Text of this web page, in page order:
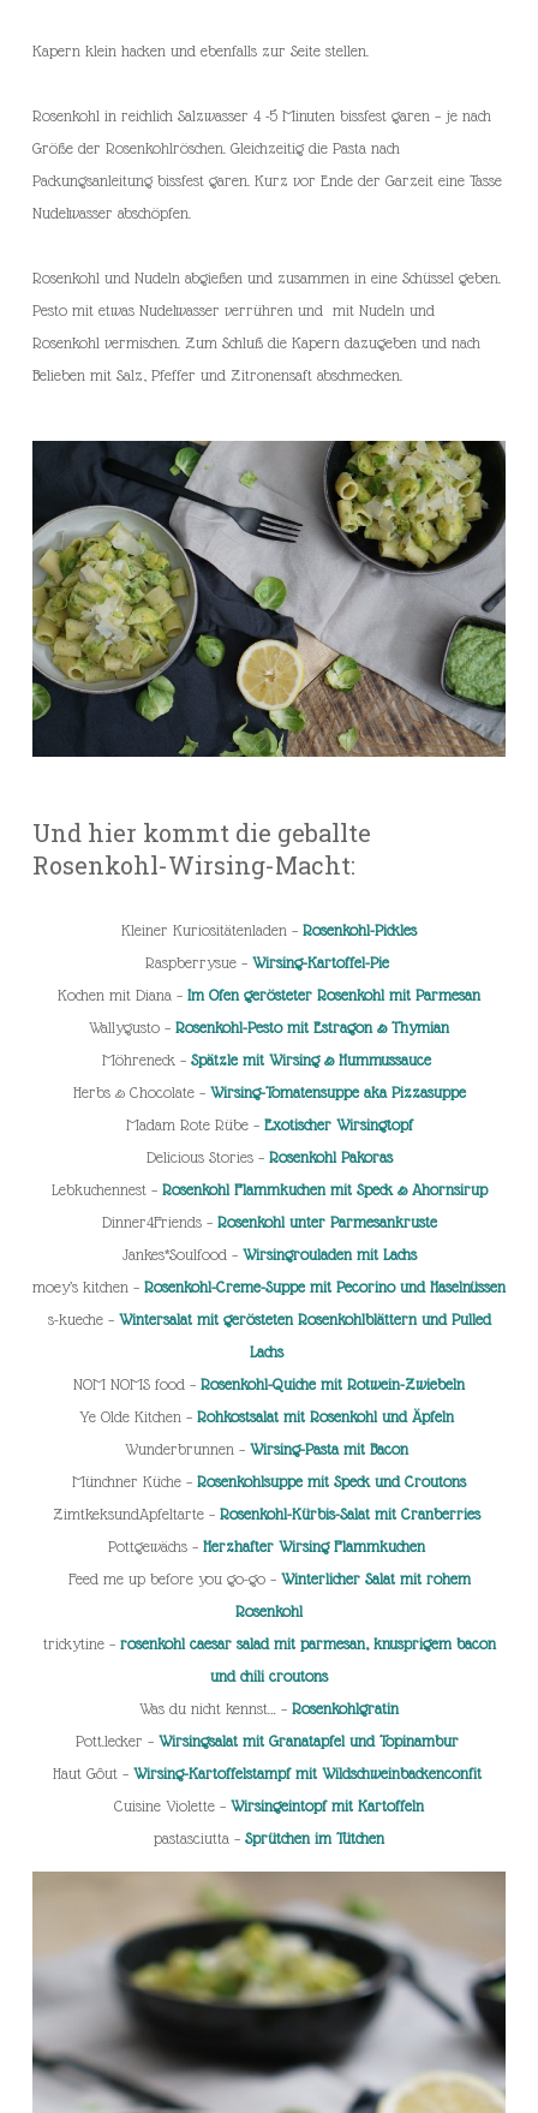
Kapern klein hacken und ebenfalls zur Seite stellen.
Rosenkohl in reichlich Salzwasser 4 -5 Minuten bissfest garen – je nach
Größe der Rosenkohlröschen. Gleichzeitig die Pasta nach
Packungsanleitung bissfest garen. Kurz vor Ende der Garzeit eine Tasse
Nudelwasser abschöpfen.
Rosenkohl und Nudeln abgießen und zusammen in eine Schüssel geben.
Pesto mit etwas Nudelwasser verrühren und mit Nudeln und
Rosenkohl vermischen. Zum Schluß die Kapern dazugeben und nach
Belieben mit Salz, Pfeffer und Zitronensaft abschmecken.
Und hier kommt die geballte
Rosenkohl-Wirsing-Macht:
Kleiner Kuriositätenladen – Rosenkohl-Pickles
Raspberrysue – Wirsing-Kartoffel-Pie
Kochen mit Diana – Im Ofen gerösteter Rosenkohl mit Parmesan
Wallygusto – Rosenkohl-Pesto mit Estragon & Thymian
Möhreneck – Spätzle mit Wirsing & Hummussauce
Herbs & Chocolate – Wirsing-Tomatensuppe aka Pizzasuppe
Madam Rote Rübe – Exotischer Wirsingtopf
Delicious Stories – Rosenkohl Pakoras
Lebkuchennest – Rosenkohl Flammkuchen mit Speck & Ahornsirup
Dinner4Friends – Rosenkohl unter Parmesankruste
Jankes*Soulfood – Wirsingrouladen mit Lachs
moey’s kitchen – Rosenkohl-Creme-Suppe mit Pecorino und Haselnüssen
s-kueche – Wintersalat mit gerösteten Rosenkohlblättern und Pulled
Lachs
NOM NOMS food – Rosenkohl-Quiche mit Rotwein-Zwiebeln
Ye Olde Kitchen – Rohkostsalat mit Rosenkohl und Äpfeln
Wunderbrunnen – Wirsing-Pasta mit Bacon
Münchner Küche – Rosenkohlsuppe mit Speck und Croutons
ZimtkeksundApfeltarte – Rosenkohl-Kürbis-Salat mit Cranberries
Pottgewächs – Herzhafter Wirsing Flammkuchen
Feed me up before you go-go – Winterlicher Salat mit rohem
Rosenkohl
trickytine – rosenkohl caesar salad mit parmesan, knusprigem bacon
und chili croutons
Was du nicht kennst… – Rosenkohlgratin
Pott.lecker – Wirsingsalat mit Granatapfel und Topinambur
Haut Gôut – Wirsing-Kartoffelstampf mit Wildschweinbackenconfit
Cuisine Violette – Wirsingeintopf mit Kartoffeln
pastasciutta – Sprütchen im Tütchen